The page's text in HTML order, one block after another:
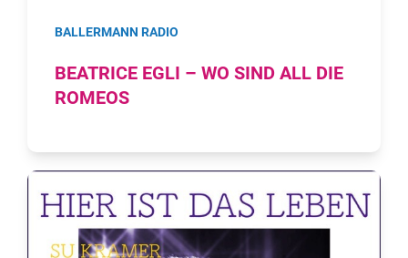
BALLERMANN RADIO
BEATRICE EGLI – WO SIND ALL DIE
ROMEOS